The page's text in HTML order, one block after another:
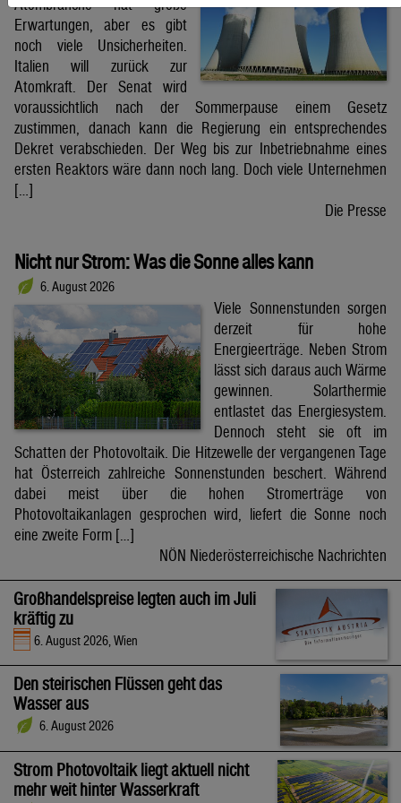
Atombranche hat große
Erwartungen, aber es gibt
noch viele Unsicherheiten.
Italien will zurück zur
Atomkraft. Der Senat wird
voraussichtlich nach der Sommerpause einem Gesetz
zustimmen, danach kann die Regierung ein entsprechendes
Dekret verabschieden. Der Weg bis zur Inbetriebnahme eines
ersten Reaktors wäre dann noch lang. Doch viele Unternehmen
[…]
Die Presse
Nicht nur Strom: Was die Sonne alles kann
6. August 2026
Viele Sonnenstunden sorgen
derzeit für hohe
Energieerträge. Neben Strom
lässt sich daraus auch Wärme
gewinnen. Solarthermie
entlastet das Energiesystem.
Dennoch steht sie oft im
Schatten der Photovoltaik. Die Hitzewelle der vergangenen Tage
hat Österreich zahlreiche Sonnenstunden beschert. Während
dabei meist über die hohen Stromerträge von
Photovoltaikanlagen gesprochen wird, liefert die Sonne noch
eine zweite Form […]
NÖN Niederösterreichische Nachrichten
Großhandelspreise legten auch im Juli
kräftig zu
6. August 2026, Wien
Den steirischen Flüssen geht das
Wasser aus
6. August 2026
Strom Photovoltaik liegt aktuell nicht
mehr weit hinter Wasserkraft